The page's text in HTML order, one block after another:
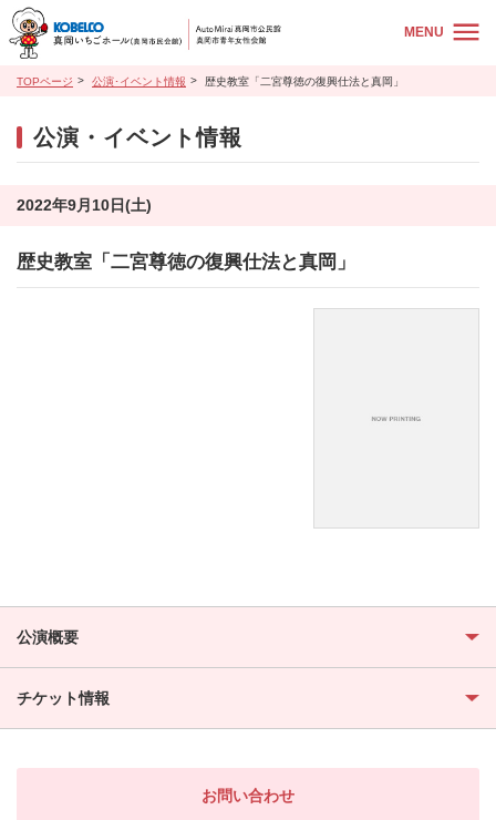
MENU
TOPページ 公演･イベント情報 歴史教室「二宮尊徳の復興仕法と真岡」
公演・イベント情報
2022年9月10日(土)
歴史教室「二宮尊徳の復興仕法と真岡」
公演概要
チケット情報
お問い合わせ